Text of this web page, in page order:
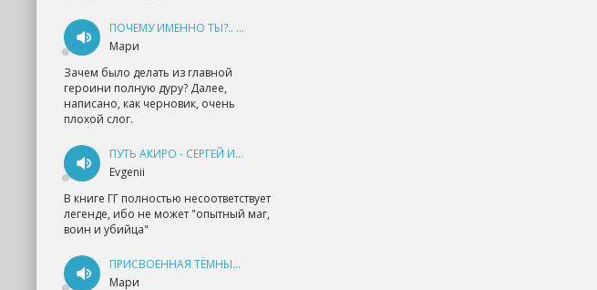
ПОЧЕМУ ИМЕННО ТЫ?.. КНИГА 1 - ЕКАТЕРИНА ЮДИНА
Мари
Зачем было делать из главной
героини полную дуру? Далее,
написано, как черновик, очень
плохой слог.
ПУТЬ АКИРО - СЕРГЕЙ ИЗМАЙЛОВ
Evgenii
В книге ГГ полностью несоответствует
легенде, ибо не может "опытный маг,
воин и убийца"
ПРИСВОЕННАЯ ТЁМНЫМ. ПРОКЛЯТАЯ ЛЮБОВЬ - АННА ГЕРР
Мари